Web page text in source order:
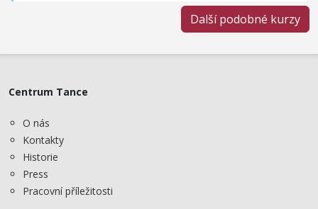
Další podobné kurzy
Centrum Tance
O nás
Kontakty
Historie
Press
Pracovní příležitosti